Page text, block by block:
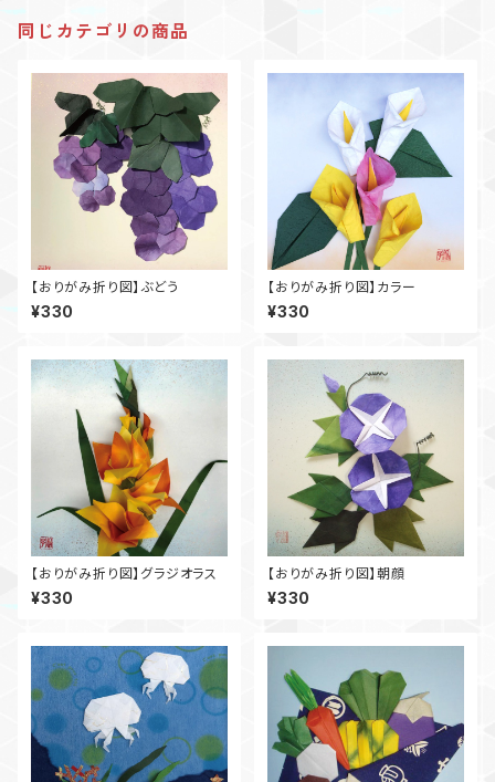
同じカテゴリの商品
【おりがみ折り図】ぶどう
¥330
【おりがみ折り図】カラー
¥330
【おりがみ折り図】グラジオラス
¥330
【おりがみ折り図】朝顔
¥330